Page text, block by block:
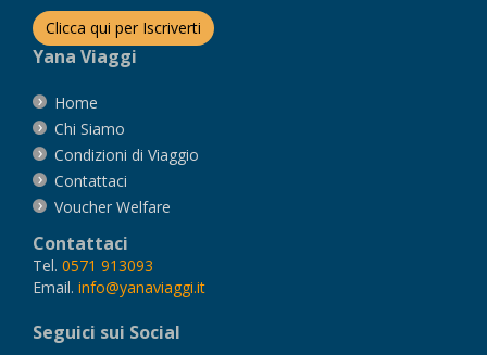
Clicca qui per Iscriverti
Yana Viaggi
Home
Chi Siamo
Condizioni di Viaggio
Contattaci
Voucher Welfare
Contattaci
Tel. 0571 913093
Email. info@yanaviaggi.it
Seguici sui Social